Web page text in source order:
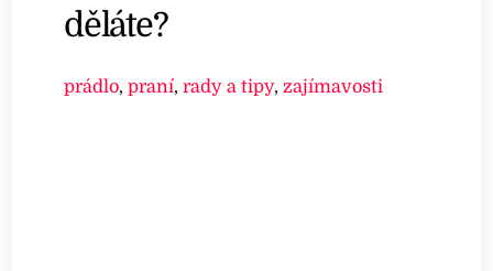
děláte?
prádlo,praní,rady a tipy,zajímavosti